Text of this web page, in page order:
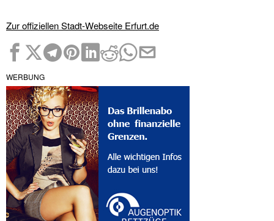
Zur offiziellen Stadt-Webseite Erfurt.de
WERBUNG